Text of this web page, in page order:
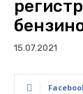
15.07.2021